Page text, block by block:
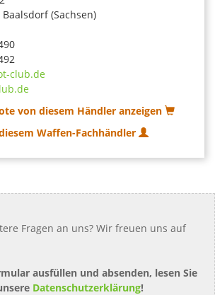
(Sachsen)
club.de
von diesem Händler anzeigen
Waffen-Fachhändler
Fragen an uns? Wir freuen uns auf
ausfüllen und absenden, lesen Sie
Datenschutzerklärung!